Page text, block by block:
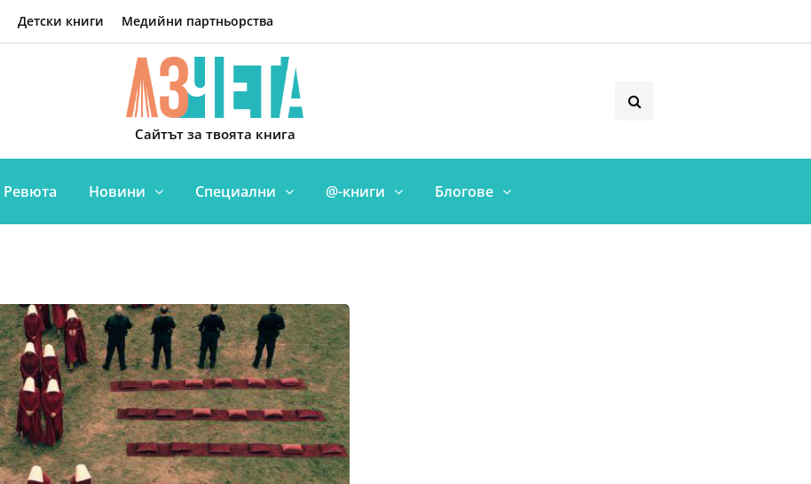
Детски книги Медийни партньорства
Сайтът за твоята книга
Ревюта Новини Специални @-книги Блогове